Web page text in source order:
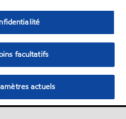
facultatifs
actuels